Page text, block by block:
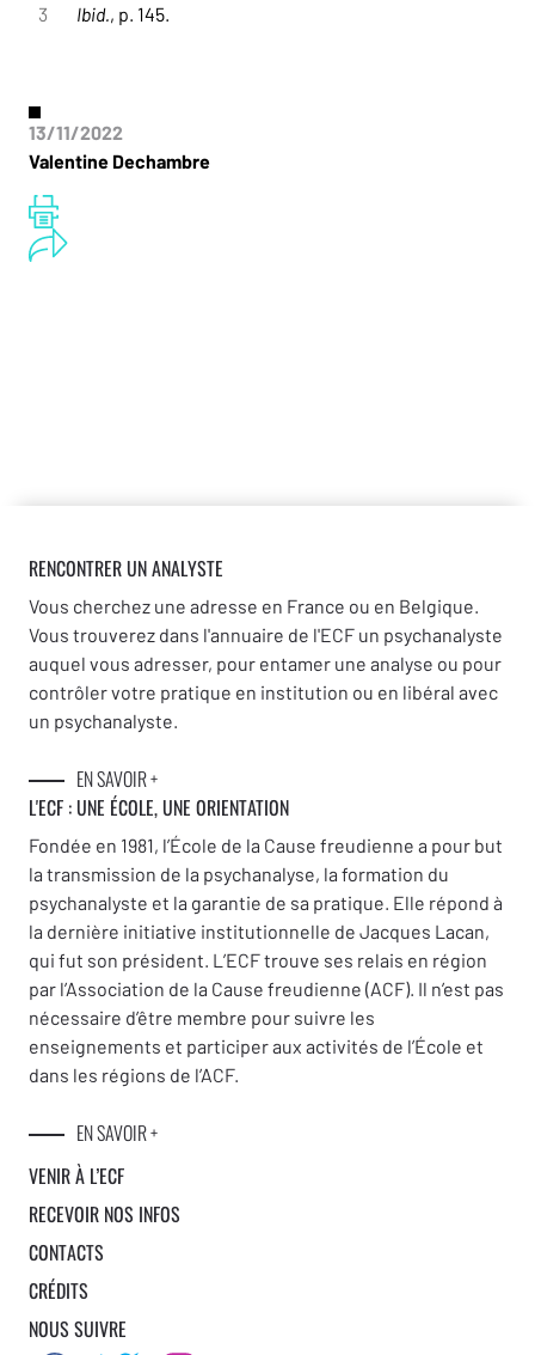
13/11/2022
Valentine Dechambre
3
Ibid., p. 145.
RENCONTRER UN ANALYSTE
Vous cherchez une adresse en France ou en Belgique.
Vous trouverez dans l'annuaire de l'ECF un psychanalyste
auquel vous adresser, pour entamer une analyse ou pour
contrôler votre pratique en institution ou en libéral avec
un psychanalyste.
EN SAVOIR +
L'ECF : UNE ÉCOLE, UNE ORIENTATION
Fondée en 1981, l’École de la Cause freudienne a pour but
la transmission de la psychanalyse, la formation du
psychanalyste et la garantie de sa pratique. Elle répond à
la dernière initiative institutionnelle de Jacques Lacan,
qui fut son président. L’ECF trouve ses relais en région
par l’Association de la Cause freudienne (ACF). Il n’est pas
nécessaire d’être membre pour suivre les
enseignements et participer aux activités de l’École et
dans les régions de l’ACF.
EN SAVOIR +
VENIR À L’ECF
RECEVOIR NOS INFOS
CONTACTS
CRÉDITS
NOUS SUIVRE